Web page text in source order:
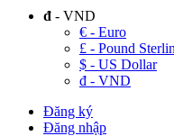
đ - VND
€ - Euro
£ - Pound
$ - US Dollar
đ - VND
Đăng ký
Đăng nhập